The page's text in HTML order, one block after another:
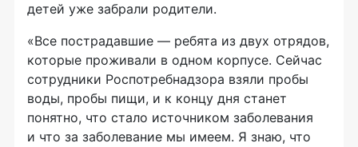
детей уже забрали родители.
«Все пострадавшие — ребята из двух отрядов,
которые проживали в одном корпусе. Сейчас
сотрудники Роспотребнадзора взяли пробы
воды, пробы пищи, и к концу дня станет
понятно, что стало источником заболевания
и что за заболевание мы имеем. Я знаю, что